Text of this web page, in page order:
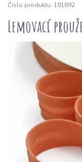
Číslo produktu: 181892
Lemovací